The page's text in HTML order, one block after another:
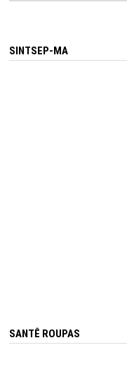
SINTSEP-MA
SANTÊ ROUPAS